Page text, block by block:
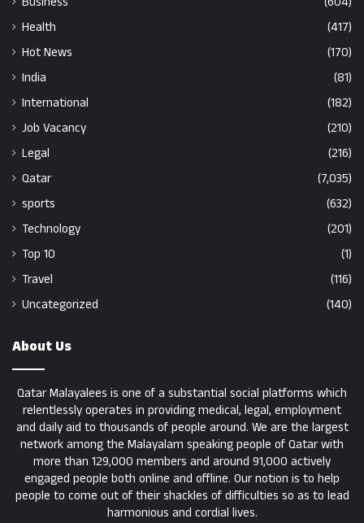
Health
(417)
Hot News
(170)
India
(81)
International
(182)
Job Vacancy
(210)
Legal
(216)
Qatar
(7,035)
sports
(632)
Technology
(201)
Top 10
(1)
Travel
(116)
Uncategorized
(140)
About Us
Qatar Malayalees is one of a substantial social platforms which
relentlessly operates in providing medical, legal, employment
and daily aid to thousands of people around. We are the largest
network among the Malayalam speaking people of Qatar with
more than 129,000 members and around 91,000 actively
engaged people both online and offline. Our notion is to help
people to come out of their shackles of difficulties so as to lead
harmonious and cordial lives.